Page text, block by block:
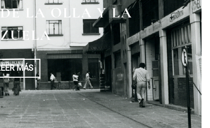
LA OLLA Y LA
MÁS
CANTINAS A LA
MÁS
DE VILLA
MEXICANA EN
DE 1914”
MÁS